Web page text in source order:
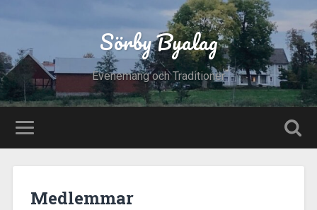
Sörby Byalag
Evenemang och Traditioner
Medlemmar